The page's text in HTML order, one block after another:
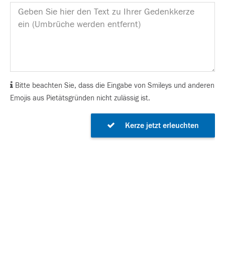
Bitte beachten Sie, dass die Eingabe von Smileys und anderen
Emojis aus Pietätsgründen nicht zulässig ist.
Kerze jetzt erleuchten